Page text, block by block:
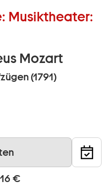
Musiktheater:
Mozart
(1791)
€